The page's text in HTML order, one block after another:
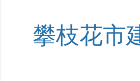
攀枝花市